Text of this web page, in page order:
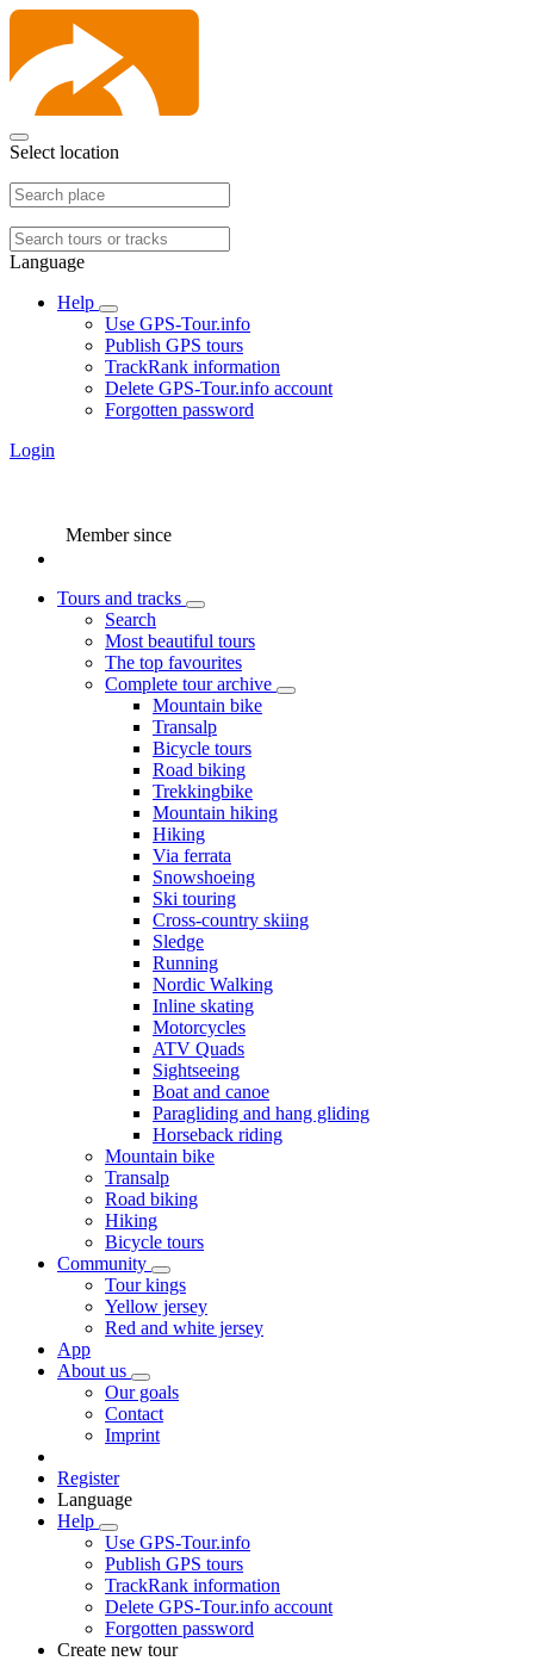
Select location
Language
Help
Use GPS-Tour.info
Publish GPS tours
TrackRank information
Delete GPS-Tour.info account
Forgotten password
Login
Member since
Tours and tracks
Search
Most beautiful tours
The top favourites
Complete tour archive
Mountain bike
Transalp
Bicycle tours
Road biking
Trekkingbike
Mountain hiking
Hiking
Via ferrata
Snowshoeing
Ski touring
Cross-country skiing
Sledge
Running
Nordic Walking
Inline skating
Motorcycles
ATV Quads
Sightseeing
Boat and canoe
Paragliding and hang gliding
Horseback riding
Mountain bike
Transalp
Road biking
Hiking
Bicycle tours
Community
Tour kings
Yellow jersey
Red and white jersey
App
About us
Our goals
Contact
Imprint
Register
Language
Help
Use GPS-Tour.info
Publish GPS tours
TrackRank information
Delete GPS-Tour.info account
Forgotten password
Create new tour